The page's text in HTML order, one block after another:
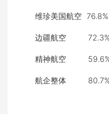
维珍美国航空
边疆航空
精神航空
航企整体